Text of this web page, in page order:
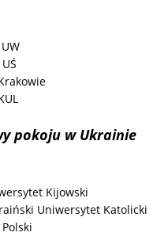
pokoju w Ukrainie
Kijowski
Uniwersytet Katolicki